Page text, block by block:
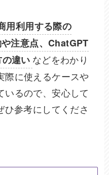
用利用する際の
注意点、ChatGPT
違い などをわかり
際に使えるケースや
いるので、安心して
参考にしてくださ